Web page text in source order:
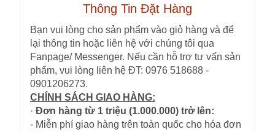
Thông Tin Đặt Hàng
Bạn vui lòng cho sản phẩm vào giỏ hàng và để
lại thông tin hoặc liên hệ với chúng tôi qua
Fanpage/ Messenger. Nếu cần hỗ trợ tư vấn sản
phẩm, vui lòng liên hệ ĐT: 0976 518688 -
0901206273.
CHÍNH SÁCH GIAO HÀNG:
· Đơn hàng từ 1 triệu (1.000.000) trở lên:
- Miễn phí giao hàng trên toàn quốc cho hóa đơn